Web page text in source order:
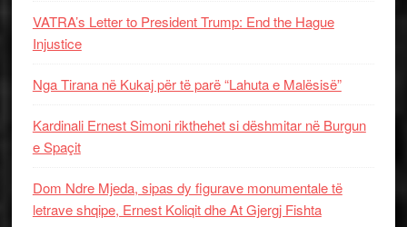
VATRA’s Letter to President Trump: End the Hague
Injustice
Nga Tirana në Kukaj për të parë “Lahuta e Malësisë”
Kardinali Ernest Simoni rikthehet si dëshmitar në Burgun
e Spaçit
Dom Ndre Mjeda, sipas dy figurave monumentale të
letrave shqipe, Ernest Koliqit dhe At Gjergj Fishta